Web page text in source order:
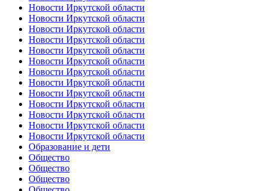
Новости Иркутской области
Новости Иркутской области
Новости Иркутской области
Новости Иркутской области
Новости Иркутской области
Новости Иркутской области
Новости Иркутской области
Новости Иркутской области
Новости Иркутской области
Новости Иркутской области
Новости Иркутской области
Новости Иркутской области
Новости Иркутской области
Образование и дети
Общество
Общество
Общество